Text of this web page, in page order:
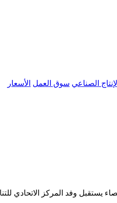
الإنتاج الصناعي سوق العمل الأسعار
يستقبل وفد المركز الاتحادي